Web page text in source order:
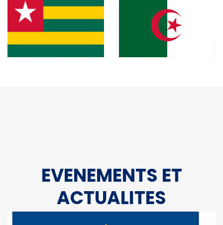
EVENEMENTS ET
ACTUALITES